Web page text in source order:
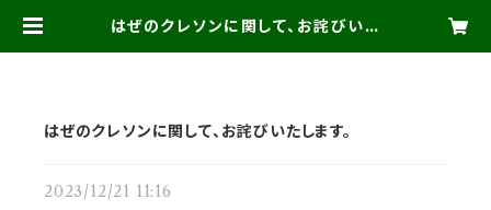
はぜのクレソンに関して、お詫びいた
はぜのクレソンに関して、お詫びいたします。
2023/12/21 11:16